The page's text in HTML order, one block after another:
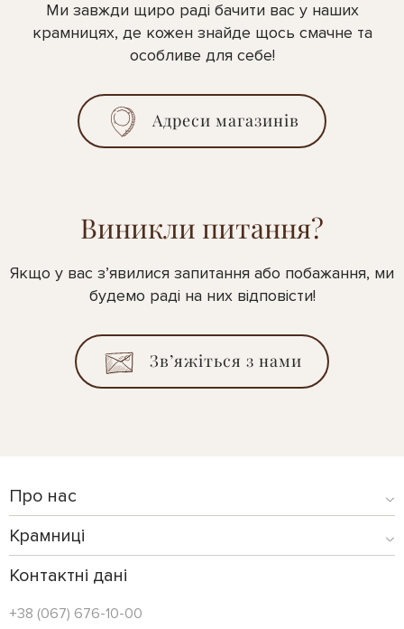
Ми завжди щиро раді бачити вас у наших
крамницях, де кожен знайде щось смачне та
особливе для себе!
Адреси магазинів
Виникли питання?
Якщо у вас з’явилися запитання або побажання, ми
будемо раді на них відповісти!
Зв’яжіться з нами
Про нас
Крамниці
Контактні дані
+38 (067) 676-10-00